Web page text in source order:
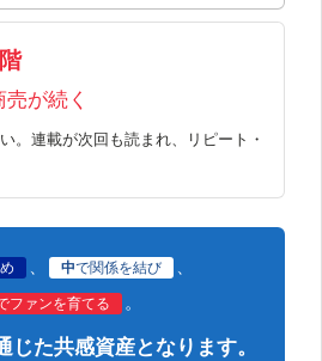
が続く
。連載が次回も読まれ、リピート・
、 中で関係を結び 、
ファンを育てる 。
じた共感資産となります。